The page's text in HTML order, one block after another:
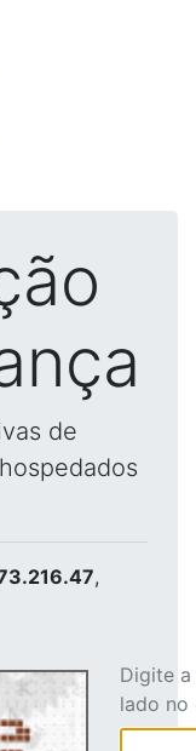
de
,
Digite
lado no